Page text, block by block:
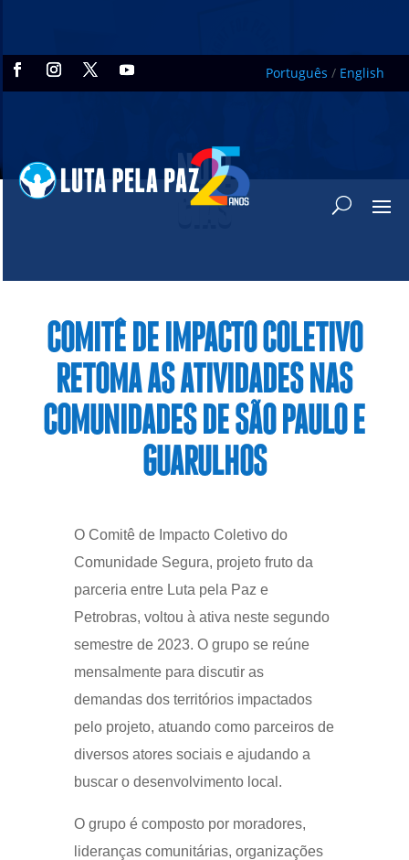
Português / English
NOTÍ
CIAS
COMITÊ DE IMPACTO COLETIVO
RETOMA AS ATIVIDADES NAS
COMUNIDADES DE SÃO PAULO E
GUARULHOS
O Comitê de Impacto Coletivo do
Comunidade Segura, projeto fruto da
parceria entre Luta pela Paz e
Petrobras, voltou à ativa neste segundo
semestre de 2023. O grupo se reúne
mensalmente para discutir as
demandas dos territórios impactados
pelo projeto, atuando como parceiros de
diversos atores sociais e ajudando a
buscar o desenvolvimento local.
O grupo é composto por moradores,
lideranças comunitárias, organizações